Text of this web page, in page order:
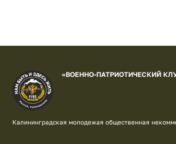
«ВОЕННО-ПАТРИОТИЧЕСКИЙ
Калининградская молодежая общественная